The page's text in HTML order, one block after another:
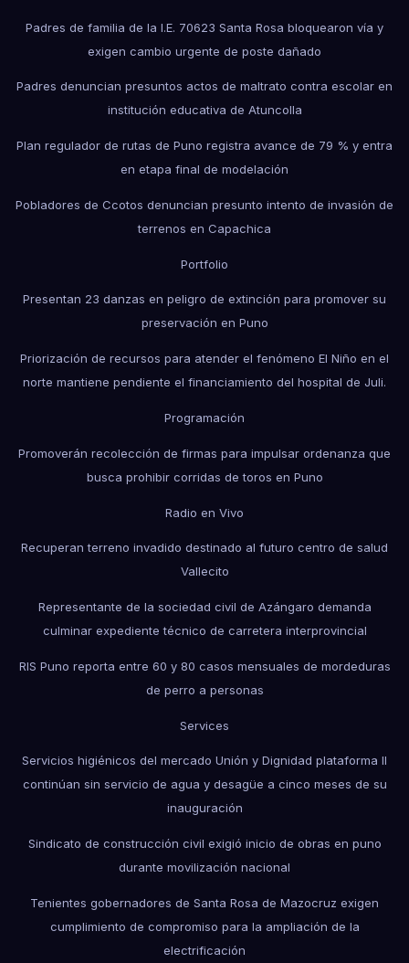
Padres de familia de la I.E. 70623 Santa Rosa bloquearon vía y
exigen cambio urgente de poste dañado
Padres denuncian presuntos actos de maltrato contra escolar en
institución educativa de Atuncolla
Plan regulador de rutas de Puno registra avance de 79 % y entra
en etapa final de modelación
Pobladores de Ccotos denuncian presunto intento de invasión de
terrenos en Capachica
Portfolio
Presentan 23 danzas en peligro de extinción para promover su
preservación en Puno
Priorización de recursos para atender el fenómeno El Niño en el
norte mantiene pendiente el financiamiento del hospital de Juli.
Programación
Promoverán recolección de firmas para impulsar ordenanza que
busca prohibir corridas de toros en Puno
Radio en Vivo
Recuperan terreno invadido destinado al futuro centro de salud
Vallecito
Representante de la sociedad civil de Azángaro demanda
culminar expediente técnico de carretera interprovincial
RIS Puno reporta entre 60 y 80 casos mensuales de mordeduras
de perro a personas
Services
Servicios higiénicos del mercado Unión y Dignidad plataforma II
continúan sin servicio de agua y desagüe a cinco meses de su
inauguración
Sindicato de construcción civil exigió inicio de obras en puno
durante movilización nacional
Tenientes gobernadores de Santa Rosa de Mazocruz exigen
cumplimiento de compromiso para la ampliación de la
electrificación